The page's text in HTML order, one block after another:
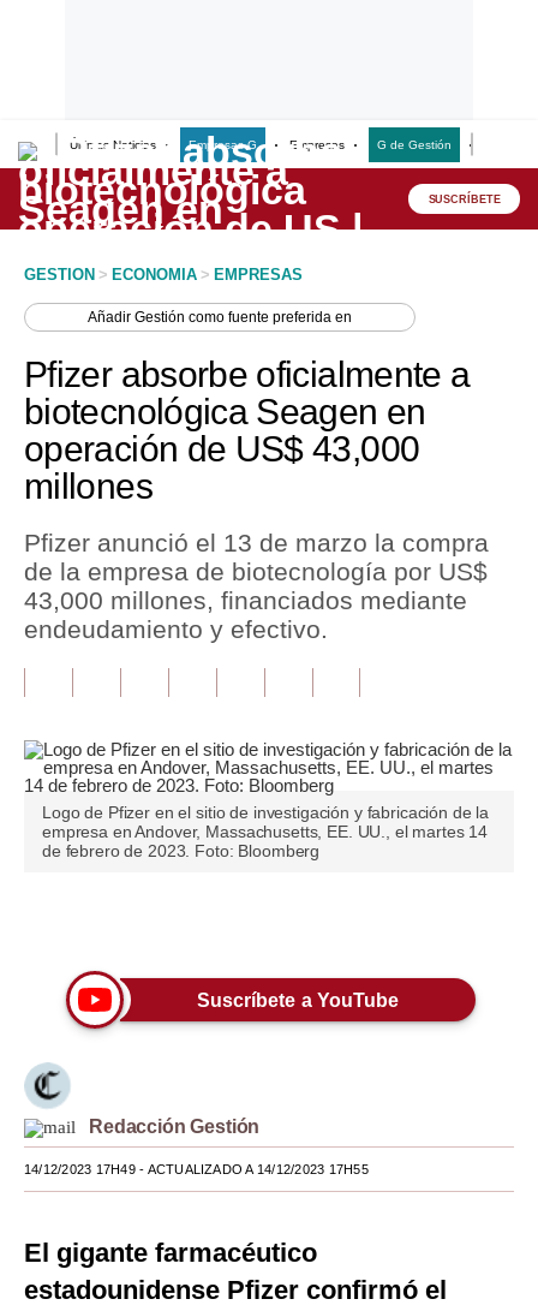
Últimas Noticias Empresas G Empresas G de Gestión
Lo último
Peru Quiosco
Economía
Mercados
Perú
Política
Tu Dinero
Finanzas Personales
Opinión
Editorial
Tendencias
Lujo
Viajes
Moda
EEUU
SUSCRÍBETE
GESTION > ECONOMIA > EMPRESAS
AñadirGestión como fuente preferida en
Pfizer absorbe oficialmente a
biotecnológica Seagen en
operación de US$ 43,000
millones
Pfizer anunció el 13 de marzo la compra
de la empresa de biotecnología por US$
43,000 millones, financiados mediante
endeudamiento y efectivo.
Logo de Pfizer en el sitio de investigación y fabricación de la
empresa en Andover, Massachusetts, EE. UU., el martes 14
de febrero de 2023. Foto: Bloomberg
Suscríbete a YouTube
Redacción Gestión
14/12/2023 17H49- ACTUALIZADO A 14/12/2023 17H55
El gigante farmacéutico
estadounidense Pfizer confirmó el